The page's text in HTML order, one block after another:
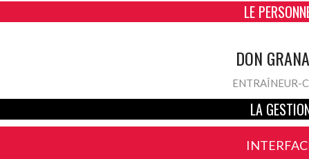
LE
DON
ENTRAÎNEUR-
LA